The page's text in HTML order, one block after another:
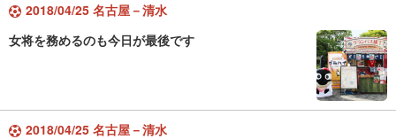
2018/04/25 名古屋－清水
女将を務めるのも今日が最後です
2018/04/25 名古屋－清水